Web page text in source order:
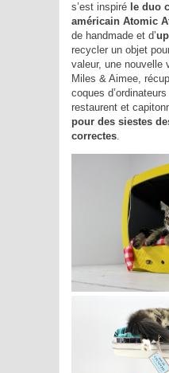
s’est inspiré le duo
américain Atomic
de handmade et d’
recycler un objet
valeur, une nouvelle
Miles & Aimee,
coques
restaurent et
pour des siestes
correctes.